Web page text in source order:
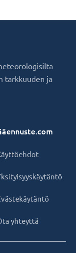
tarkkuuden ja
yhteyttä